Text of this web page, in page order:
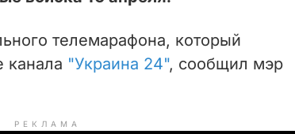
телемарафона, который
канала "Украина 24", сообщил мэр
РЕКЛАМА